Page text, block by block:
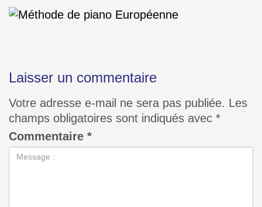
Laisser un commentaire
Votre adresse e-mail ne sera pas publiée. Les
champs obligatoires sont indiqués avec *
Commentaire *